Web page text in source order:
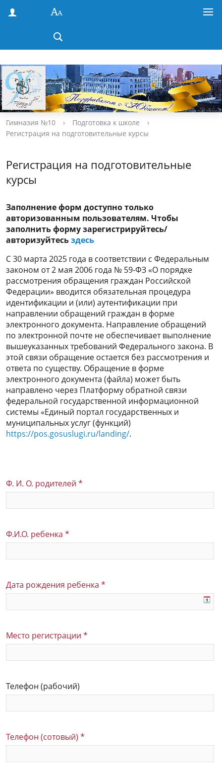
Гимназия №10 › Подготовка к школе
›
Регистрация на подготовительные курсы
Регистрация на подготовительные
курсы
Заполнение форм доступно только
авторизованным пользователям. Чтобы
заполнить форму зарегистрируйтесь/
авторизуйтесьздесь
С 30 марта 2025 года в соответствии с Федеральным
законом от 2 мая 2006 года № 59-ФЗ «О порядке
рассмотрения обращения граждан Российской
Федерации» вводится обязательная процедура
идентификации и (или) аутентификации при
направлении обращений граждан в форме
электронного документа. Направление обращений
по электронной почте не обеспечивает выполнение
вышеуказанных требований Федерального закона. В
этой связи обращение остается без рассмотрения и
ответа по существу. Обращение в форме
электронного документа (файла) может быть
направлено через Платформу обратной связи
федеральной государственной информационной
системы «Единый портал государственных и
муниципальных услуг (функций)
https://pos.gosuslugi.ru/landing/.
Ф. И. О. родителей *
Ф.И.О. ребенка *
Дата рождения ребенка *
Место регистрации *
Телефон (рабочий)
Телефон (сотовый) *